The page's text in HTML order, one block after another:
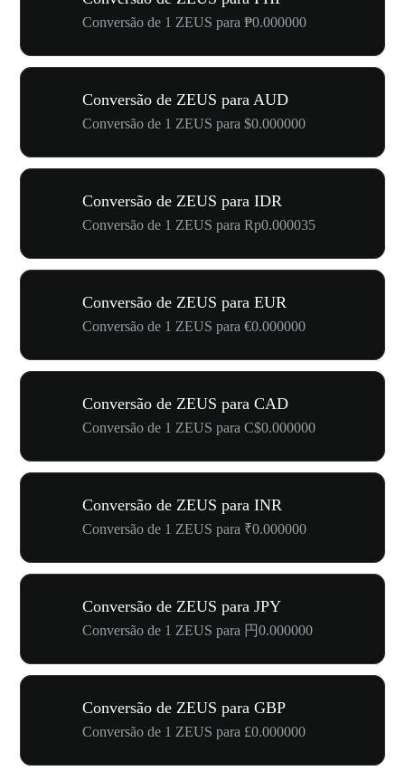
Conversão de 1 ZEUS para ₱0.000000
Conversão de ZEUS para AUD
Conversão de 1 ZEUS para $0.000000
Conversão de ZEUS para IDR
Conversão de 1 ZEUS para Rp0.000035
Conversão de ZEUS para EUR
Conversão de 1 ZEUS para €0.000000
Conversão de ZEUS para CAD
Conversão de 1 ZEUS para C$0.000000
Conversão de ZEUS para INR
Conversão de 1 ZEUS para ₹0.000000
Conversão de ZEUS para JPY
Conversão de 1 ZEUS para 円0.000000
Conversão de ZEUS para GBP
Conversão de 1 ZEUS para £0.000000